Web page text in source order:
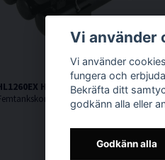
Högtryckskompressor
8-20 bar. Femtankskompressor. AKHL1260EX är en högteknologisk produkt med en väl genomtänkt kompakt och modern design.
Vi använder
Vi använder
fungera och
Bekräfta ditt
godkänn alla eller
Godkänn alla